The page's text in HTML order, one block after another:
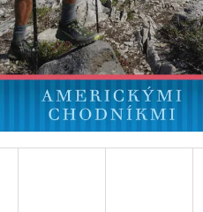
JR. - PŘESAHY, CD